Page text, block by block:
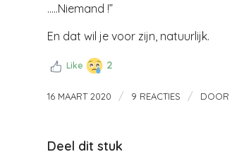
…..Niemand !”
En dat wil je voor zijn, natuurlijk.
Like 2
16 MAART 2020 / 9 REACTIES / DOOR
Deel dit stuk